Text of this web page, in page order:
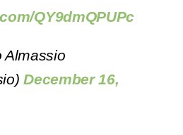
QY9dmQPUPc
December 16,